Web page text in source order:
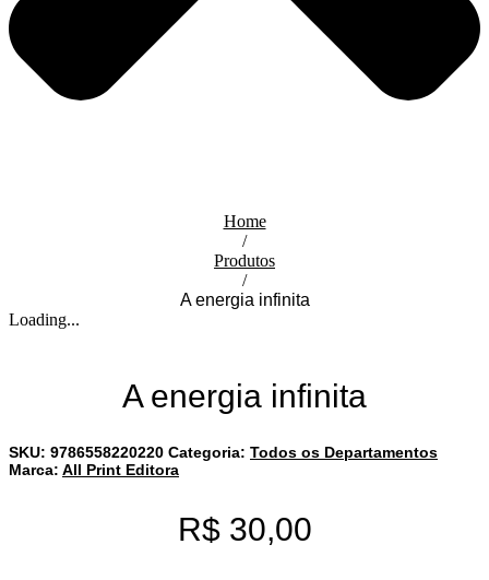
Home
/
Produtos
/
A energia infinita
Loading...
A energia infinita
SKU: 9786558220220 Categoria: Todos os Departamentos
Marca: All Print Editora
R$30,00